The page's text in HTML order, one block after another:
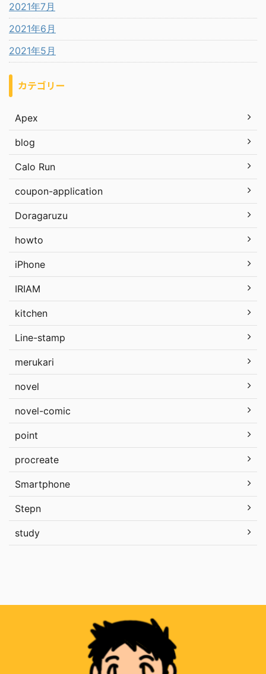
2021年7月
2021年6月
2021年5月
カテゴリー
Apex
blog
Calo Run
coupon-application
Doragaruzu
howto
iPhone
IRIAM
kitchen
Line-stamp
merukari
novel
novel-comic
point
procreate
Smartphone
Stepn
study